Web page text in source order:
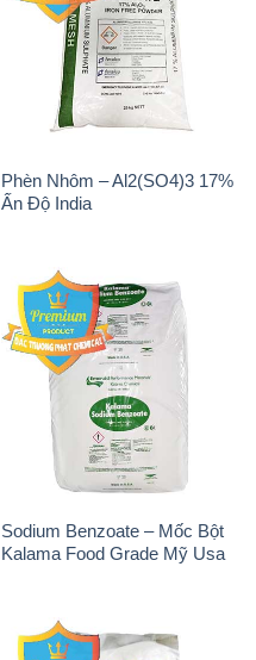
Phèn Nhôm – Al2(SO4)3 17%
Ấn Độ India
Sodium Benzoate – Mốc Bột
Kalama Food Grade Mỹ Usa